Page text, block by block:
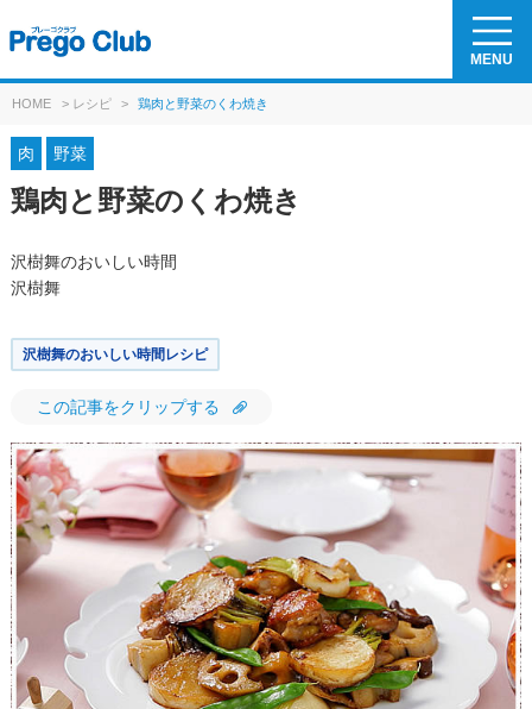
MENU
HOME > レシピ > 鶏肉と野菜のくわ焼き
肉 野菜
鶏肉と野菜のくわ焼き
沢樹舞のおいしい時間
沢樹舞
沢樹舞のおいしい時間レシピ
この記事をクリップする